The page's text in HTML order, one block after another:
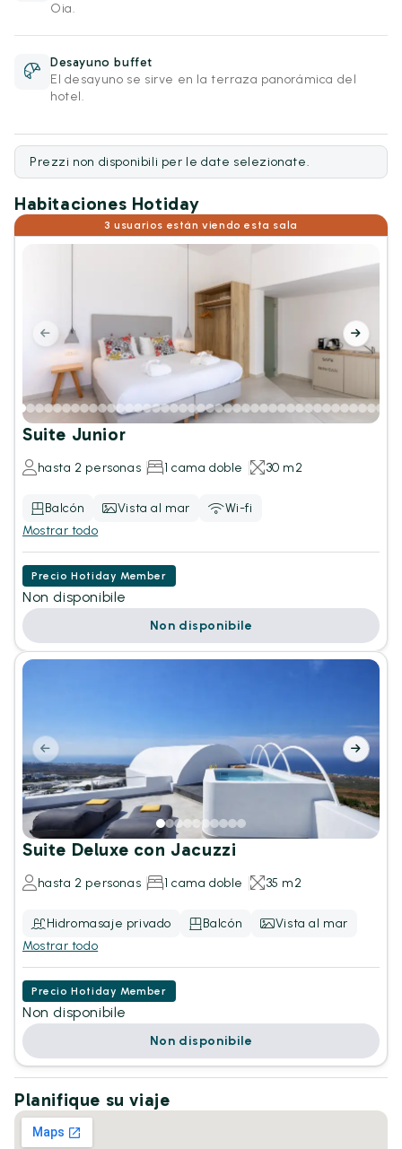
Oia.
Desayuno buffet
El desayuno se sirve en la terraza panorámica del
hotel.
Prezzi non disponibili per le date selezionate.
Habitaciones Hotiday
3 usuarios están viendo esta sala
Suite Junior
hasta 2 personas 1 cama doble 30 m2
Balcón Vista al mar
Wi-fi
Mostrar todo
Precio Hotiday Member
Non disponibile
Non disponibile
Suite Deluxe con Jacuzzi
hasta 2 personas 1 cama doble 35 m2
Hidromasaje privado Balcón
Vista al mar
Mostrar todo
Precio Hotiday Member
Non disponibile
Non disponibile
Planifique su viaje